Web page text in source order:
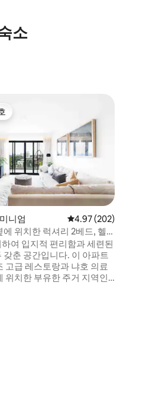
소
39개
호
니엄 평점 4.97점(5점 만점),
4.97 (202)
에 위치한 럭셔리 2베드, 헬
함
여 입지적 편리함과 세련된
공간입니다. 이 아파트
고급 레스토랑과 냐호 의료
위치한 부유한 주거 지역인